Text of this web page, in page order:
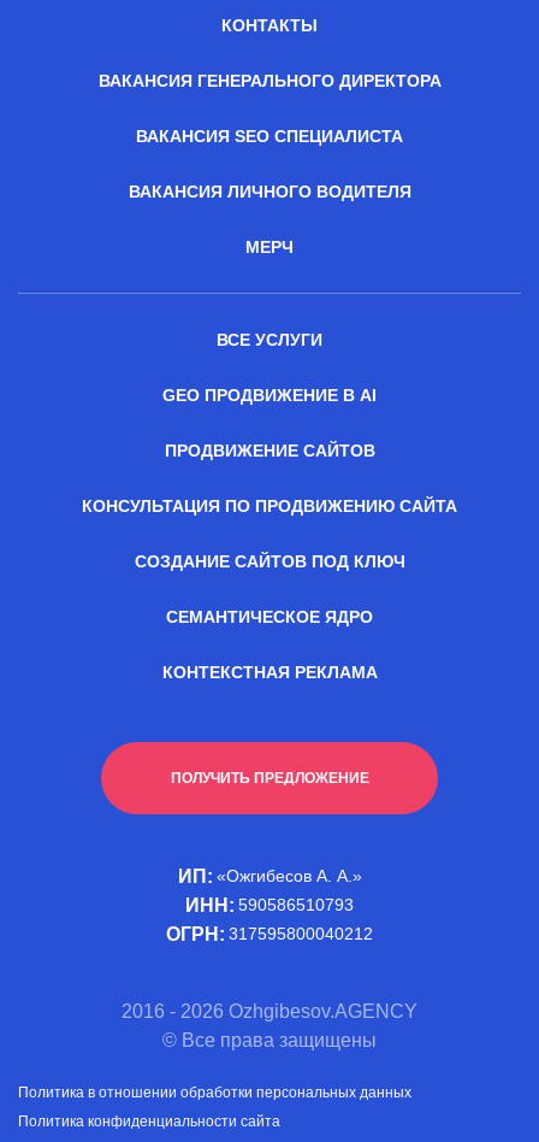
2016 - 2026 Ozhgibesov.AGENCY
© Все права защищены
ПОЛУЧИТЬ ПРЕДЛОЖЕНИЕ
ИП: «Ожгибесов А. А.»
ИНН: 590586510793
ОГРН: 317595800040212
КОНТАКТЫ
ВАКАНСИЯ ГЕНЕРАЛЬНОГО ДИРЕКТОРА
ВАКАНСИЯ SEO СПЕЦИАЛИСТА
ВАКАНСИЯ ЛИЧНОГО ВОДИТЕЛЯ
МЕРЧ
ВСЕ УСЛУГИ
GEO ПРОДВИЖЕНИЕ В AI
ПРОДВИЖЕНИЕ САЙТОВ
КОНСУЛЬТАЦИЯ ПО ПРОДВИЖЕНИЮ САЙТА
СОЗДАНИЕ САЙТОВ ПОД КЛЮЧ
СЕМАНТИЧЕСКОЕ ЯДРО
КОНТЕКСТНАЯ РЕКЛАМА
Политика в отношении обработки персональных данных
Политика конфиденциальности сайта